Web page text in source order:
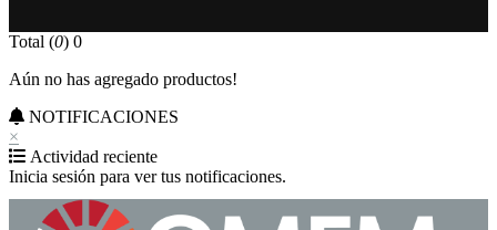
Total (0) 0
Aún no has agregado productos!
NOTIFICACIONES
×
Actividad reciente
Inicia sesión para ver tus notificaciones.